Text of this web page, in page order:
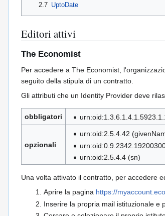
2.7 UptoDate
Editori attivi
The Economist
Per accedere a The Economist,
seguito della stipula di un contratto.
Gli attributi che un Identity Provider deve
obbligatori
opzionali
urn:oid:2.5.4.42
urn:oid:2.5.4.4 (sn)
Una volta attivato il contratto, per accedere
Aprire la pagina https://
Inserire la propria mail istituzionale e